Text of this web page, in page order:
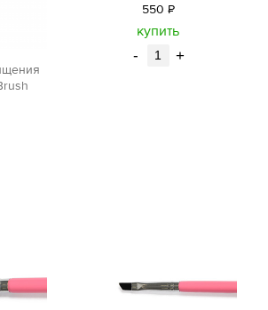
550 Р
уб.
купить
- +